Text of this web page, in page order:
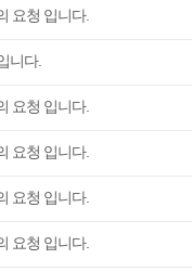
요청 입니다.
니다.
요청 입니다.
요청 입니다.
요청 입니다.
요청 입니다.